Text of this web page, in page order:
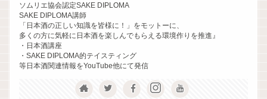
ソムリエ協会認定SAKE DIPLOMA
SAKE DIPLOMA講師
「日本酒の正しい知識を皆様に！」をモットーに、
多くの方に気軽に日本酒を楽しんでもらえる環境作りを推進』
・日本酒講座
・SAKE DIPLOMA的テイスティング
等日本酒関連情報をYouTube他にて発信